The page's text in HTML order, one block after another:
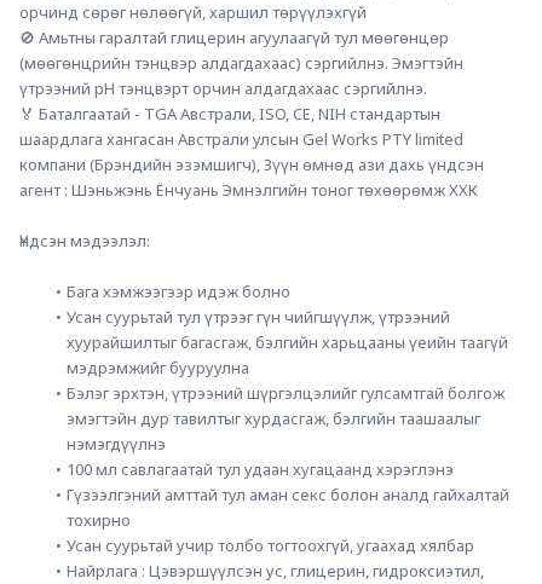
орчинд сөрөг нөлөөгүй, харшил төрүүлэхгүй
🚫 Амьтны гаралтай глицерин агуулаагүй тул мөөгөнцөр
(мөөгөнцрийн тэнцвэр алдагдахаас) сэргийлнэ. Эмэгтэйн
үтрээний pH тэнцвэрт орчин алдагдахаас сэргийлнэ.
🏅 Баталгаатай - TGA Австрали, ISO, CE, NIH стандартын
шаардлага хангасан Австрали улсын Gel Works PTY limited
компани (Брэндийн эзэмшигч), Зүүн өмнөд ази дахь үндсэн
агент : Шэньжэнь Ёнчуань Эмнэлгийн тоног төхөөрөмж ХХК
Үндсэн мэдээлэл:
Бага хэмжээгээр идэж болно
Усан суурьтай тул үтрээг гүн чийгшүүлж, үтрээний
хуурайшилтыг багасгаж, бэлгийн харьцааны үеийн таагүй
мэдрэмжийг бууруулна
Бэлэг эрхтэн, үтрээний шүргэлцэлийг гулсамтгай болгож
эмэгтэйн дур тавилтыг хурдасгаж, бэлгийн таашаалыг
нэмэгдүүлнэ
100 мл савлагаатай тул удаан хугацаанд хэрэглэнэ
Гүзээлгэний амттай тул аман секс болон аналд гайхалтай
тохирно
Усан суурьтай учир толбо тогтоохгүй, угаахад хялбар
Найрлага : Цэвэршүүлсэн ус, глицерин, гидроксиэтил,